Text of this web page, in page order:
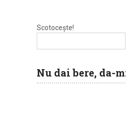
Scotocește!
Nu dai bere, da-